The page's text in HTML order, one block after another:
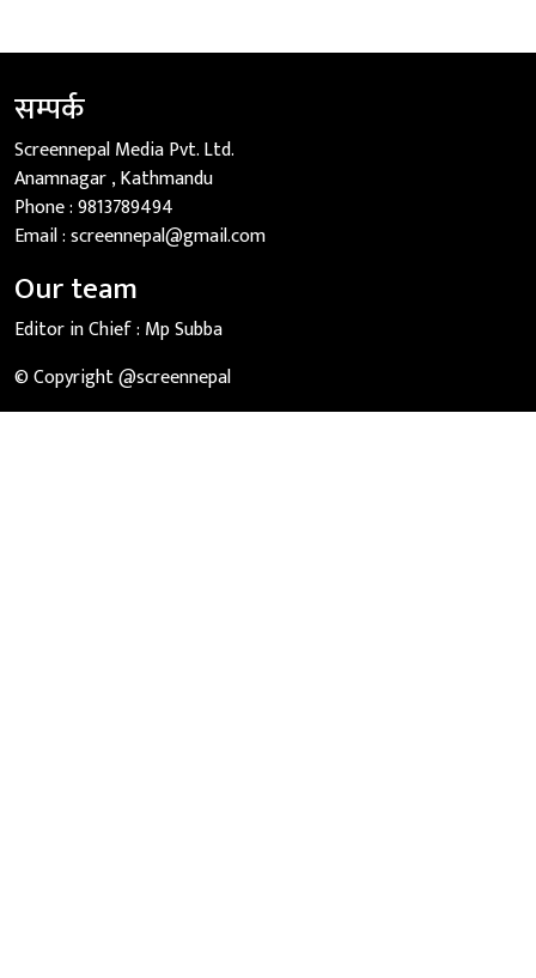
सम्पर्क
Screennepal Media Pvt. Ltd.
Anamnagar , Kathmandu
Phone :9813789494
Email :screennepal@gmail.com
Our team
Editor in Chief : Mp Subba
© Copyright @screennepal